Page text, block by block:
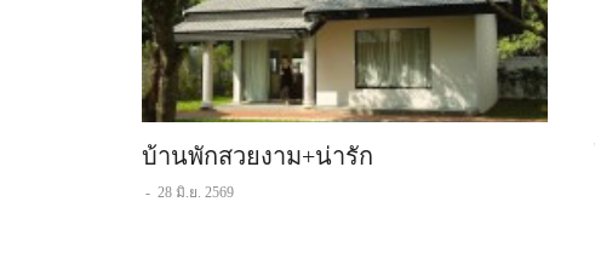
บ้านพักสวยงาม+น่ารัก
- 28 มิ.ย. 2569